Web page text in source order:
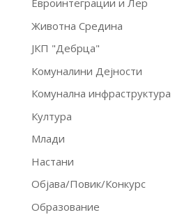
Евроинтеграции и Лер
Животна Средина
ЈКП "Дебрца"
Комуналини Дејности
Комунална инфраструктура
Култура
Млади
Настани
Објава/Повик/Конкурс
Образование